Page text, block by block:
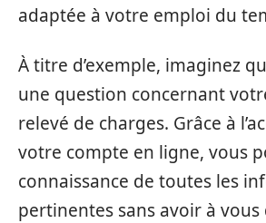
adaptée à votre emploi du
À titre d’exemple, imaginez
une question concernant
relevé de charges. Grâce à
votre compte en ligne, vous
connaissance de toutes les
pertinentes sans avoir à vous